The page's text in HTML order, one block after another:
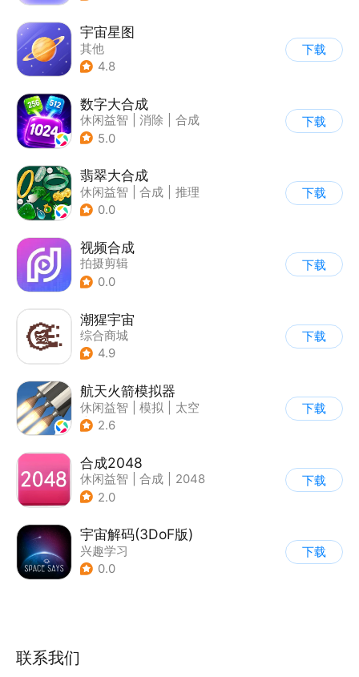
宇宙星图
其他
4.8
下载
数字大合成
休闲益智 消除
合成
5.0
下载
翡翠大合成
休闲益智 合成
推理
| 写实
0.0
下载
视频合成
拍摄剪辑
0.0
下载
潮猩宇宙
综合商城
4.9
下载
航天火箭模拟器
休闲益智 模拟
太空
| 载具模拟
2.6
下载
合成2048
休闲益智 合成
2048
2.0
下载
宇宙解码(3DoF版)
兴趣学习
0.0
下载
联系我们